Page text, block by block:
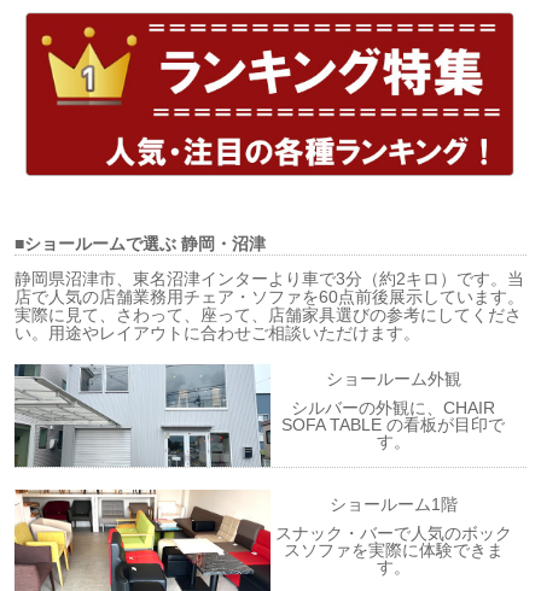
■ショールームで選ぶ静岡・沼津
静岡県沼津市、東名沼津インターより車で3分（約2キロ）です。当
店で人気の店舗業務用チェア・ソファを60点前後展示しています。
実際に見て、さわって、座って、店舗家具選びの参考にしてくださ
い。用途やレイアウトに合わせご相談いただけます。
ショールーム外観
シルバーの外観に、CHAIR
SOFA TABLE の看板が目印で
す。
ショールーム1階
スナック・バーで人気のボック
スソファを実際に体験できま
す。